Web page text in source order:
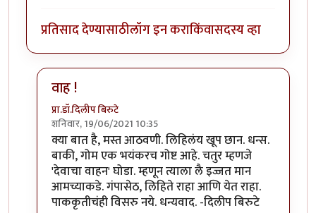
प्रतिसाद देण्यासाठीलॉग इन कराकिंवासदस्य व्हा
वाह !
प्रा.डॉ.दिलीप बिरुटे
शनिवार, 19/06/2021 10:35
In reply toहाॅलिवूडच्या काही अप्रतिमbyगणपा
क्या बात है, मस्त आठवणी. लिहिलंय खूप छान. धन्स.
बाकी, गोम एक भयंकरच गोष्ट आहे. चतुर म्हणजे
'देवाचा वाहन' घोडा. म्हणून त्याला लै इज्जत मान
आमच्याकडे. गंपासेठ, लिहिते राहा आणि येत राहा.
पाककृतीचंही विसरु नये. धन्यवाद. -दिलीप बिरुटे